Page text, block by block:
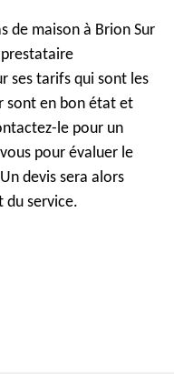
de maison à Brion Sur
ses tarifs qui sont les
sont en bon état et
le pour un
pour évaluer le
devis sera alors
du service.